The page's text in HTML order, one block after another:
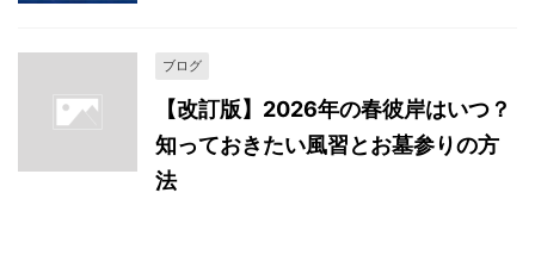
ブログ
【改訂版】2026年の春彼岸はいつ？
知っておきたい風習とお墓参りの方
法